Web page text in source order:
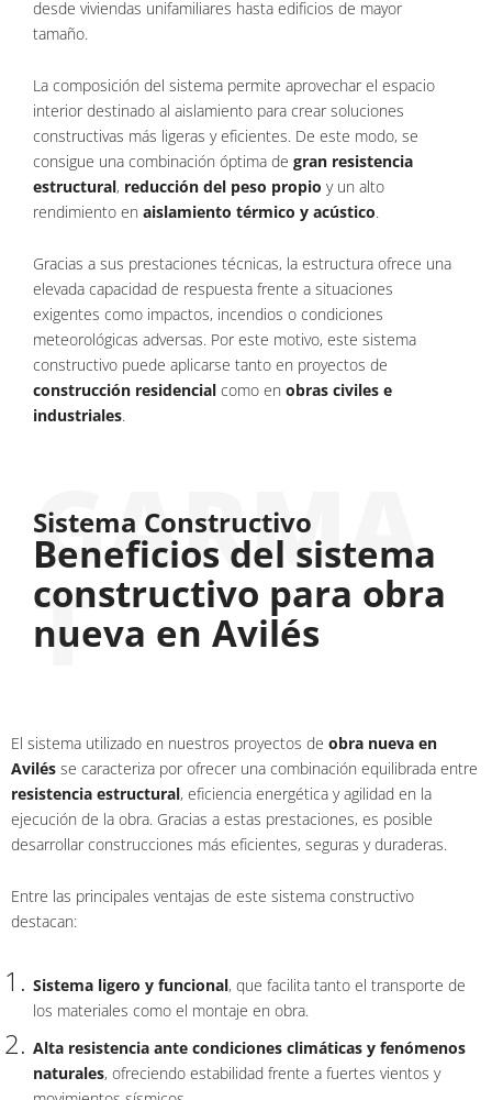
desde viviendas unifamiliares hasta edificios de mayor
tamaño.
La composición del sistema permite aprovechar el espacio
interior destinado al aislamiento para crear soluciones
constructivas más ligeras y eficientes. De este modo, se
consigue una combinación óptima de gran resistencia
estructural, reducción del peso propio y un alto
rendimiento en aislamiento térmico y acústico.
Gracias a sus prestaciones técnicas, la estructura ofrece una
elevada capacidad de respuesta frente a situaciones
exigentes como impactos, incendios o condiciones
meteorológicas adversas. Por este motivo, este sistema
constructivo puede aplicarse tanto en proyectos de
construcción residencial como en obras civiles e
industriales.
Sistema Constructivo
Beneficios del sistema
constructivo para obra
nueva en Avilés
El sistema utilizado en nuestros proyectos de obra nueva en
Avilés se caracteriza por ofrecer una combinación equilibrada entre
resistencia estructural, eficiencia energética y agilidad en la
ejecución de la obra. Gracias a estas prestaciones, es posible
desarrollar construcciones más eficientes, seguras y duraderas.
Entre las principales ventajas de este sistema constructivo
destacan:
Sistema ligero y funcional, que facilita tanto el transporte de
los materiales como el montaje en obra.
Alta resistencia ante condiciones climáticas y fenómenos
naturales, ofreciendo estabilidad frente a fuertes vientos y